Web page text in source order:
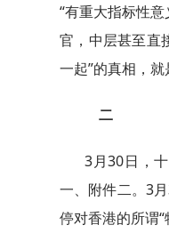
“有重大指标性
官，中层甚至直
一起”的真相，
二
3月30日，
一、附件二。3
停对香港的所谓